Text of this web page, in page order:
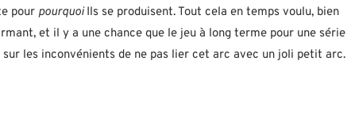
pour pourquoiIls se produisent. Tout cela en temps voulu, bien
et il y a une chance que le jeu à long terme pour une série
sur les inconvénients de ne pas lier cet arc avec un joli petit arc.